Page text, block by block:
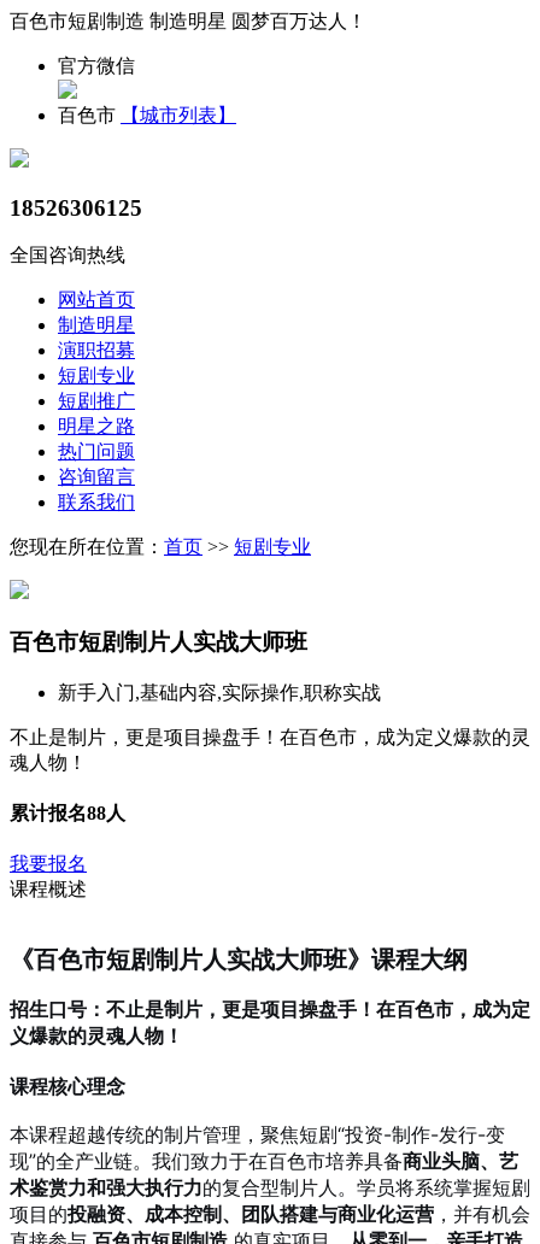
百色市短剧制造 制造明星 圆梦百万达人！
官方微信
百色市 【城市列表】
18526306125
全国咨询热线
网站首页
制造明星
演职招募
短剧专业
短剧推广
明星之路
热门问题
咨询留言
联系我们
您现在所在位置： 首页 >> 短剧专业
百色市短剧制片人实战大师班
新手入门,基础内容,实际操作,职称实战
不止是制片，更是项目操盘手！在百色市，成为定义爆款的灵
魂人物！
累计报名88人
我要报名
课程概述
《百色市短剧制片人实战大师班》课程大纲
招生口号：不止是制片，更是项目操盘手！在百色市，成为定
义爆款的灵魂人物！
课程核心理念
本课程超越传统的制片管理，聚焦短剧“投资-制作-发行-变
现”的全产业链。我们致力于在百色市培养具备商业头脑、艺
术鉴赏力和强大执行力的复合型制片人。学员将系统掌握短剧
项目的投融资、成本控制、团队搭建与商业化运营 ，并有机会